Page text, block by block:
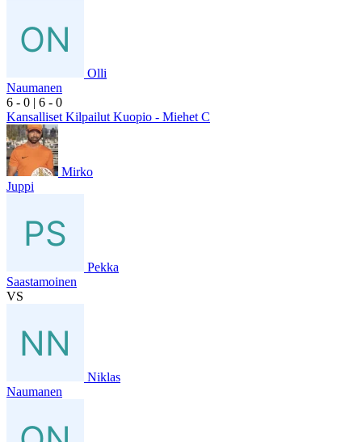
Olli
Naumanen
6 - 0 | 6 - 0
Kansalliset Kilpailut Kuopio - Miehet C
Mirko
Juppi
Pekka
Saastamoinen
VS
Niklas
Naumanen